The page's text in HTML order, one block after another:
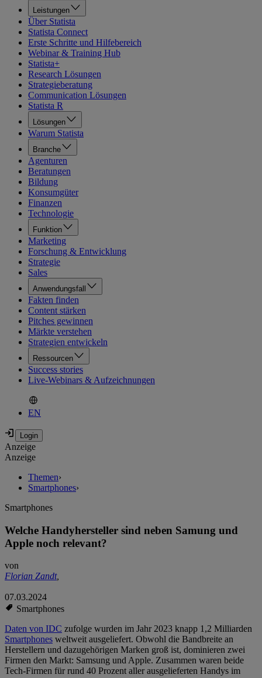
Leistungen
Über Statista
Statista Connect
Erste Schritte und Hilfebereich
Webinar & Training Hub
Statista+
Research Lösungen
Strategieberatung
Communication Lösungen
Statista R
Lösungen
Warum Statista
Branche
Agenturen
Beratungen
Bildung
Konsumgüter
Finanzen
Technologie
Funktion
Marketing
Forschung & Entwicklung
Strategie
Sales
Anwendungsfall
Fakten finden
Content stärken
Pitches gewinnen
Märkte verstehen
Strategien entwickeln
Ressourcen
Success stories
Live-Webinars & Aufzeichnungen
EN
Anzeige
Anzeige
Themen›
Smartphones›
Smartphones
Welche Handyhersteller sind neben Samung und
Apple noch relevant?
von
Florian Zandt,
07.03.2024
Smartphones
Daten von IDC zufolge wurden im Jahr 2023 knapp 1,2 Milliarden
Smartphones weltweit ausgeliefert. Obwohl die Bandbreite an
Herstellern und dazugehörigen Marken groß ist, dominieren zwei
Firmen den Markt: Samsung und Apple. Zusammen waren beide
Tech-Firmen für rund 40 Prozent aller ausgelieferten Handys im